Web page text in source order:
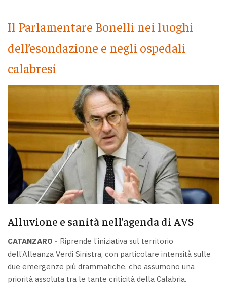
Il Parlamentare Bonelli nei luoghi
dell’esondazione e negli ospedali
calabresi
Alluvione e sanità nell’agenda di AVS
CATANZARO - Riprende l’iniziativa sul territorio
dell’Alleanza Verdi Sinistra, con particolare intensità sulle
due emergenze più drammatiche, che assumono una
priorità assoluta tra le tante criticità della Calabria.